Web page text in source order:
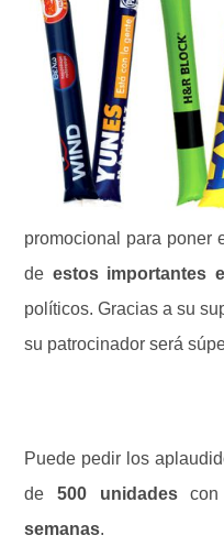
promocional para poner
de estos importantes
políticos. Gracias a su
su patrocinador será
Puede pedir los
de500 unidades
semanas.